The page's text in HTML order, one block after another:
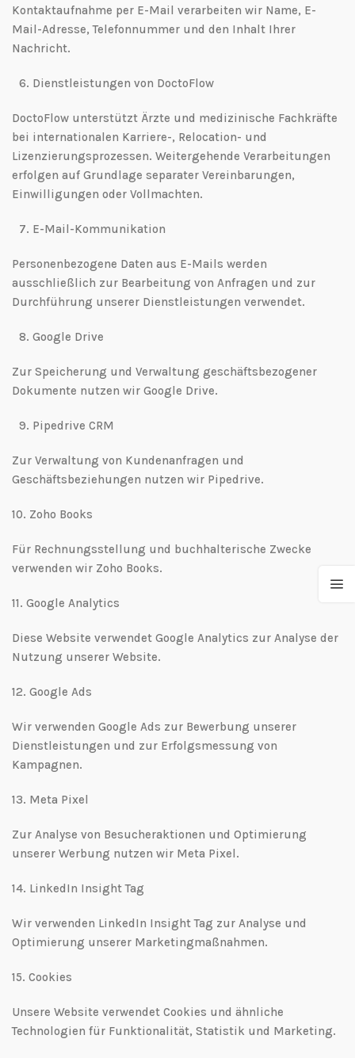
Kontaktaufnahme per E-Mail verarbeiten wir Name, E-
Mail-Adresse, Telefonnummer und den Inhalt Ihrer
Nachricht.
6.⁠ ⁠Dienstleistungen von DoctoFlow
DoctoFlow unterstützt Ärzte und medizinische Fachkräfte
bei internationalen Karriere-, Relocation- und
Lizenzierungsprozessen. Weitergehende Verarbeitungen
erfolgen auf Grundlage separater Vereinbarungen,
Einwilligungen oder Vollmachten.
7.⁠ ⁠E-Mail-Kommunikation
Personenbezogene Daten aus E-Mails werden
ausschließlich zur Bearbeitung von Anfragen und zur
Durchführung unserer Dienstleistungen verwendet.
8.⁠ ⁠Google Drive
Zur Speicherung und Verwaltung geschäftsbezogener
Dokumente nutzen wir Google Drive.
9.⁠ ⁠Pipedrive CRM
Zur Verwaltung von Kundenanfragen und
Geschäftsbeziehungen nutzen wir Pipedrive.
10.⁠ ⁠Zoho Books
Für Rechnungsstellung und buchhalterische Zwecke
verwenden wir Zoho Books.
11.⁠ ⁠Google Analytics
Diese Website verwendet Google Analytics zur Analyse der
Nutzung unserer Website.
12.⁠ ⁠Google Ads
Wir verwenden Google Ads zur Bewerbung unserer
Dienstleistungen und zur Erfolgsmessung von
Kampagnen.
13.⁠ ⁠Meta Pixel
Zur Analyse von Besucheraktionen und Optimierung
unserer Werbung nutzen wir Meta Pixel.
14.⁠ ⁠LinkedIn Insight Tag
Wir verwenden LinkedIn Insight Tag zur Analyse und
Optimierung unserer Marketingmaßnahmen.
15.⁠ ⁠Cookies
Unsere Website verwendet Cookies und ähnliche
Technologien für Funktionalität, Statistik und Marketing.